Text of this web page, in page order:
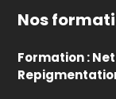
Nos
Formation :